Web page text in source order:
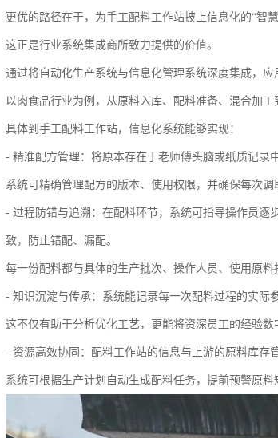
更优的路径在于，为手工配料工作站披上信息化的“智
这正是行业系统集成商所致力提供的价值。
通过将自动化生产系统与信息化管理系统深度集成，
以肉食品行业为例，从原料入库、配料准备、混合加
具体到手工配料工作站，信息化系统能够实现：
- 精准配方管理：将原本存在于老师傅头脑或纸质记录
系统可精确管理配方的版本、使用权限，并确保每次调
- 过程防错与追溯：在配料环节，系统可指导操作员
致，防止错配、漏配。
每一份配料都与具体的生产批次、操作人员、使用原料
- 知识沉淀与传承：系统能记录每一次配料过程的实际
这不仅有助于分析优化工艺，更能将资深员工的经验
- 资源高效协同：配料工作站的信息与上游的原料库存
系统可根据生产计划自动生成配料任务，提前预警原料